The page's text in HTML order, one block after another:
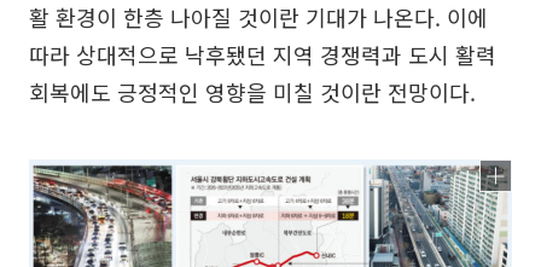
활 환경이 한층 나아질 것이란 기대가 나온다. 이에
따라 상대적으로 낙후됐던 지역 경쟁력과 도시 활력
회복에도 긍정적인 영향을 미칠 것이란 전망이다.